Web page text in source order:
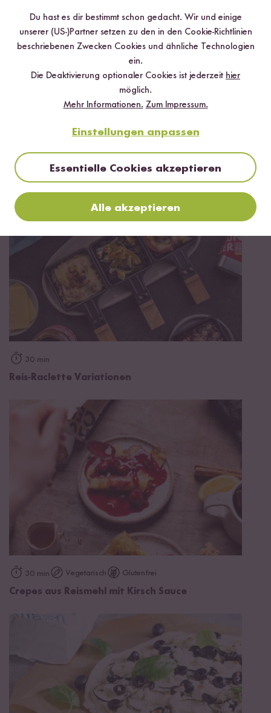
Schokowaffeln mit karamellisierten Bananen
30 min
Reis-Raclette Variationen
30 min Vegetarisch Glutenfrei
Crepes aus Reismehl mit Kirsch Sauce
Du hast es dir bestimmt schon gedacht. Wir und einige
unserer (US-)Partner setzen zu den in den Cookie-Richtlinien
beschriebenen Zwecken Cookies und ähnliche Technologien
ein.
Die Deaktivierung optionaler Cookies ist jederzeit hier
möglich.
Mehr Informationen. Zum Impressum.
Einstellungen anpassen
Essentielle Cookies akzeptieren
Alle akzeptieren